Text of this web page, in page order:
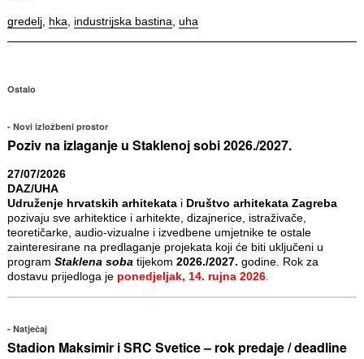
gredelj, hka industrijska bastina uha
Ostalo
Novi izložbeni prostor
Poziv na izlaganje u Staklenoj sobi 2026./2027.
27/07/2026
DAZ/UHA
Udruženje hrvatskih arhitekatai Društvo arhitekata Zagreba
pozivaju sve arhitektice i arhitekte, dizajnerice, istraživače,
teoretičarke, audio-vizualne i izvedbene umjetnike te ostale
zainteresirane na predlaganje projekata koji će biti uključeni u
program Staklena soba tijekom 2026./2027. godine. Rok za
dostavu prijedloga je ponedjeljak, 14. rujna 2026.
Natječaj
Stadion Maksimir i SRC Svetice – rok predaje / deadline